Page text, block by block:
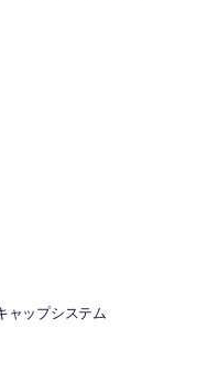
ャップシステム